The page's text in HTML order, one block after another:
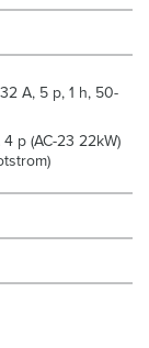
A, 5 p, 1 h, 50-
p (AC-23 22kW)